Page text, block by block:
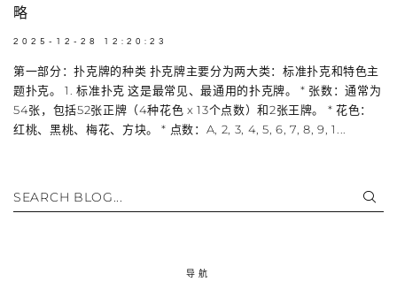
略
2025-12-28 12:20:23
第一部分：扑克牌的种类 扑克牌主要分为两大类：标准扑克和特色主
题扑克。 1. 标准扑克 这是最常见、最通用的扑克牌。 * 张数：通常为
54张，包括52张正牌（4种花色 x 13个点数）和2张王牌。 * 花色：
红桃、黑桃、梅花、方块。 * 点数：A, 2, 3, 4, 5, 6, 7, 8, 9, 1...
SEARCH BLOG...
导航